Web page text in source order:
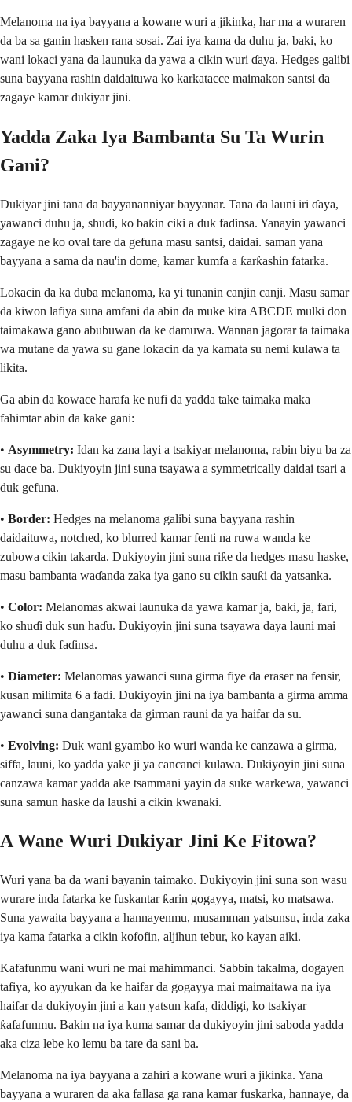
Melanoma na iya bayyana a kowane wuri a jikinka, har ma a wuraren
da ba sa ganin hasken rana sosai. Zai iya kama da duhu ja, baki, ko
wani lokaci yana da launuka da yawa a cikin wuri ɗaya. Hedges galibi
suna bayyana rashin daidaituwa ko karkatacce maimakon santsi da
zagaye kamar dukiyar jini.
Yadda Zaka Iya Bambanta Su Ta Wurin
Gani?
Dukiyar jini tana da bayyananniyar bayyanar. Tana da launi iri ɗaya,
yawanci duhu ja, shuɗi, ko baƙin ciki a duk faɗinsa. Yanayin yawanci
zagaye ne ko oval tare da gefuna masu santsi, daidai. saman yana
bayyana a sama da nau'in dome, kamar kumfa a ƙarƙashin fatarka.
Lokacin da ka duba melanoma, ka yi tunanin canjin canji. Masu samar
da kiwon lafiya suna amfani da abin da muke kira ABCDE mulki don
taimakawa gano abubuwan da ke damuwa. Wannan jagorar ta taimaka
wa mutane da yawa su gane lokacin da ya kamata su nemi kulawa ta
likita.
Ga abin da kowace harafa ke nufi da yadda take taimaka maka
fahimtar abin da kake gani:
• Asymmetry: Idan ka zana layi a tsakiyar melanoma, rabin biyu ba za
su dace ba. Dukiyoyin jini suna tsayawa a symmetrically daidai tsari a
duk gefuna.
• Border: Hedges na melanoma galibi suna bayyana rashin
daidaituwa, notched, ko blurred kamar fenti na ruwa wanda ke
zubowa cikin takarda. Dukiyoyin jini suna riƙe da hedges masu haske,
masu bambanta waɗanda zaka iya gano su cikin sauƙi da yatsanka.
• Color: Melanomas akwai launuka da yawa kamar ja, baki, ja, fari,
ko shuɗi duk sun haɗu. Dukiyoyin jini suna tsayawa daya launi mai
duhu a duk faɗinsa.
• Diameter: Melanomas yawanci suna girma fiye da eraser na fensir,
kusan milimita 6 a fadi. Dukiyoyin jini na iya bambanta a girma amma
yawanci suna dangantaka da girman rauni da ya haifar da su.
• Evolving: Duk wani gyambo ko wuri wanda ke canzawa a girma,
siffa, launi, ko yadda yake ji ya cancanci kulawa. Dukiyoyin jini suna
canzawa kamar yadda ake tsammani yayin da suke warkewa, yawanci
suna samun haske da laushi a cikin kwanaki.
A Wane Wuri Dukiyar Jini Ke Fitowa?
Wuri yana ba da wani bayanin taimako. Dukiyoyin jini suna son wasu
wurare inda fatarka ke fuskantar ƙarin gogayya, matsi, ko matsawa.
Suna yawaita bayyana a hannayenmu, musamman yatsunsu, inda zaka
iya kama fatarka a cikin kofofin, aljihun tebur, ko kayan aiki.
Kafafunmu wani wuri ne mai mahimmanci. Sabbin takalma, dogayen
tafiya, ko ayyukan da ke haifar da gogayya mai maimaitawa na iya
haifar da dukiyoyin jini a kan yatsun kafa, diddigi, ko tsakiyar
ƙafafunmu. Bakin na iya kuma samar da dukiyoyin jini saboda yadda
aka ciza lebe ko lemu ba tare da sani ba.
Melanoma na iya bayyana a zahiri a kowane wuri a jikinka. Yana
bayyana a wuraren da aka fallasa ga rana kamar fuskarka, hannaye, da